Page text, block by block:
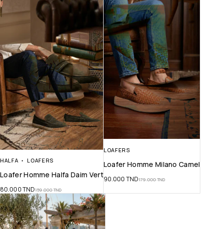
HALFA LOAFERS
Loafer Homme Halfa Daim Vert
159.000TND
80.000TND
LOAFERS
Loafer Homme Milano Camel
179.000TND
90.000 TND